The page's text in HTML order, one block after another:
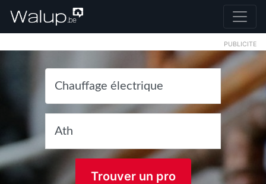
PUBLICITE
Trouver un pro